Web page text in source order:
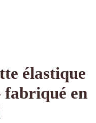
élastique
fabriqué en